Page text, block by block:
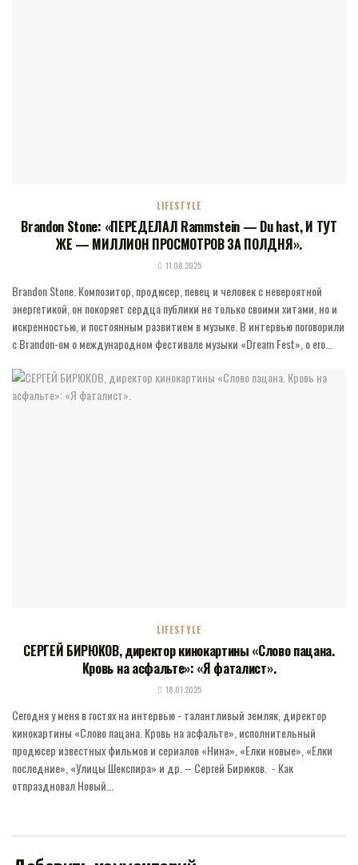
LIFESTYLE
Brandon Stone: «ПЕРЕДЕЛАЛ Rammstein — Du hast, И ТУТ
ЖЕ — МИЛЛИОН ПРОСМОТРОВ ЗА ПОЛДНЯ».
11.08.2025
Brandon Stone. Композитор, продюсер, певец и человек с невероятной
энергетикой, он покоряет сердца публики не только своими хитами, но и
искренностью, и постоянным развитием в музыке. В интервью поговорили
с Brandon-ом о международном фестивале музыки «Dream Fest», о его...
LIFESTYLE
СЕРГЕЙ БИРЮКОВ, директор кинокартины «Слово пацана.
Кровь на асфальте»: «Я фаталист».
18.01.2025
Сегодня у меня в гостях на интервью - талантливый земляк, директор
кинокартины «Слово пацана. Кровь на асфальте», исполнительный
продюсер известных фильмов и сериалов «Нина», «Елки новые», «Елки
последние», «Улицы Шекспира» и др. – Сергей Бирюков. - Как
отпраздновал Новый...